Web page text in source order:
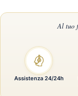
Assistenza 24/24h